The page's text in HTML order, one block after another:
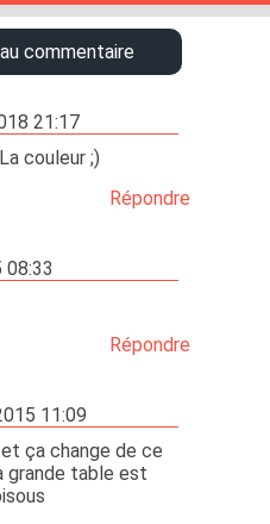
commentaire
21:17
couleur ;)
Répondre
Répondre
11:09
ça change de ce
grande table est